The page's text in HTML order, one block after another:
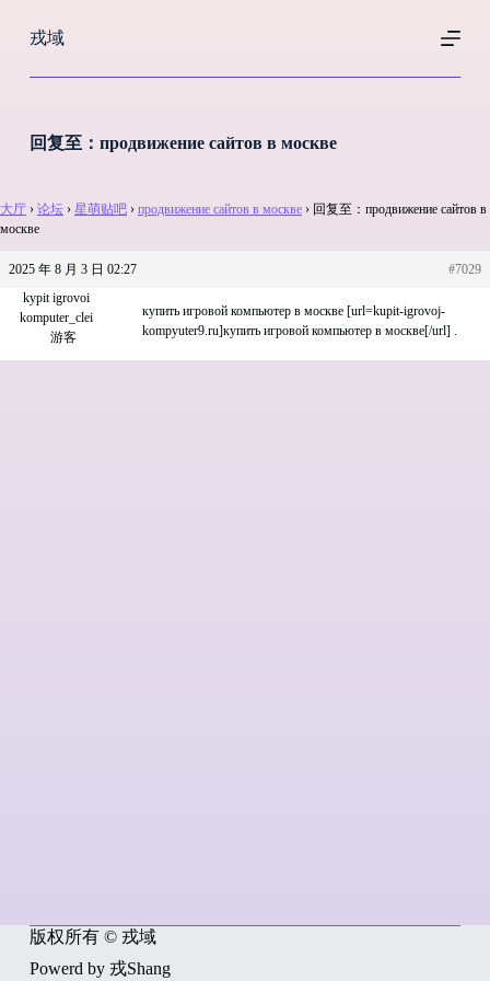
过
戎域
回复至：продвижение сайтов в москве
大厅 › 论坛 › 星萌贴吧 › продвижение сайтов в москве › 回复至：продвижение сайтов в
москве
2025 年 8 月 3 日 02:27
#7029
kypit igrovoi
komputer_clei
游客
купить игровой компьютер в москве [url=kupit-igrovoj-
kompyuter9.ru]купить игровой компьютер в москве[/url] .
版权所有 © 戎域
Powerd by 戎Shang